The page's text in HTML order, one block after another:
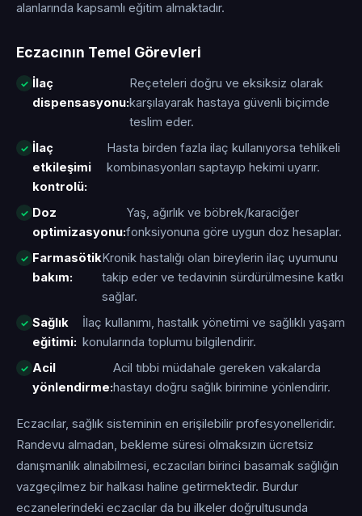
alanlarında kapsamlı eğitim almaktadır.
Eczacının Temel Görevleri
İlaç
dispensasyonu:
Reçeteleri doğru ve eksiksiz olarak
karşılayarak hastaya güvenli biçimde
teslim eder.
İlaç
etkileşimi
kontrolü:
Hasta birden fazla ilaç kullanıyorsa tehlikeli
kombinasyonları saptayıp hekimi uyarır.
Doz
optimizasyonu:
Yaş, ağırlık ve böbrek/karaciğer
fonksiyonuna göre uygun doz hesaplar.
Farmasötik
bakım:
Kronik hastalığı olan bireylerin ilaç uyumunu
takip eder ve tedavinin sürdürülmesine katkı
sağlar.
Sağlık
eğitimi:
İlaç kullanımı, hastalık yönetimi ve sağlıklı yaşam
konularında toplumu bilgilendirir.
Acil
yönlendirme:
Acil tıbbi müdahale gereken vakalarda
hastayı doğru sağlık birimine yönlendirir.
Eczacılar, sağlık sisteminin en erişilebilir profesyonelleridir.
Randevu almadan, bekleme süresi olmaksızın ücretsiz
danışmanlık alınabilmesi, eczacıları birinci basamak sağlığın
vazgeçilmez bir halkası haline getirmektedir. Burdur
eczanelerindeki eczacılar da bu ilkeler doğrultusunda